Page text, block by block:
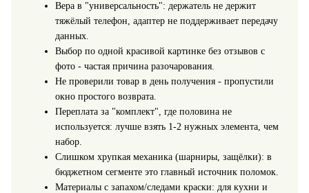
Вера в "универсальность": держатель не держит
тяжёлый телефон, адаптер не поддерживает передачу
данных.
Выбор по одной красивой картинке без отзывов с
фото - частая причина разочарования.
Не проверили товар в день получения - пропустили
окно простого возврата.
Переплата за "комплект", где половина не
используется: лучше взять 1-2 нужных элемента, чем
набор.
Слишком хрупкая механика (шарниры, защёлки): в
бюджетном сегменте это главный источник поломок.
Материалы с запахом/следами краски: для кухни и